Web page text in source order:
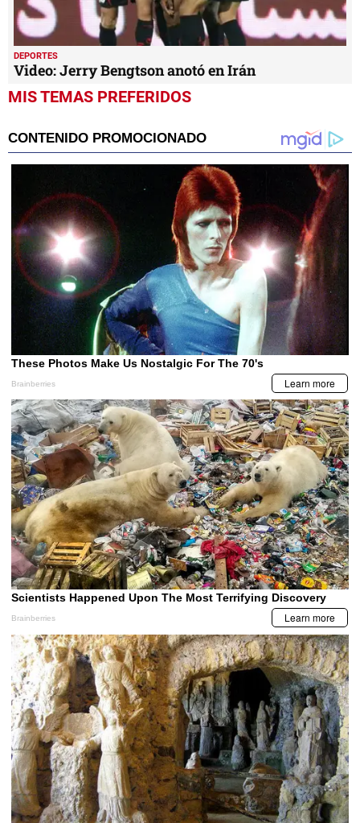
DEPORTES
Video: Jerry Bengtson anotó en Irán
MIS TEMAS PREFERIDOS